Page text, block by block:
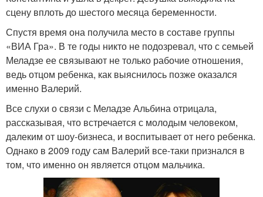
сцену вплоть до шестого месяца беременности.
Спустя время она получила место в составе группы
«ВИА Гра». В те годы никто не подозревал, что с семьей
Меладзе ее связывают не только рабочие отношения,
ведь отцом ребенка, как выяснилось позже оказался
именно Валерий.
Все слухи о связи с Меладзе Альбина отрицала,
рассказывая, что встречается с молодым человеком,
далеким от шоу-бизнеса, и воспитывает от него ребенка.
Однако в 2009 году сам Валерий все-таки признался в
том, что именно он является отцом мальчика.